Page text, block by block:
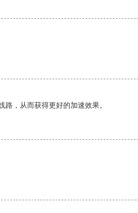
，从而获得更好的加速效果。